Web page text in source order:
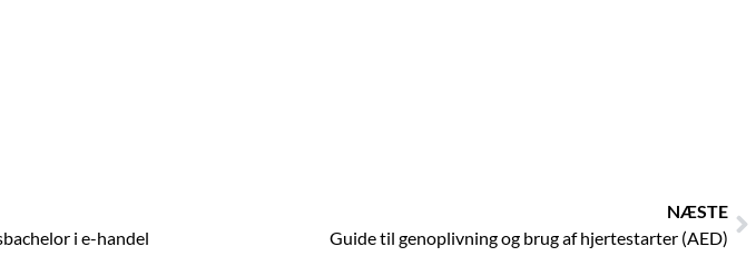
i e-handel
NÆSTE
Guide til genoplivning og brug af hjertestarter (AED)